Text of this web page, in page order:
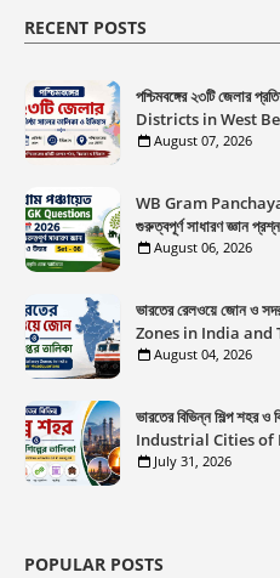
RECENT POSTS
পশ্চিমবঙ্গের ২৩টি জেলার
Districts in West
August 07, 2026
WB Gram
গুরুত্বপূর্ণ সাধারণ জ্ঞান
August 06, 2026
ভারতের রেলওয়ে জোন ও
Zones in India
August 04, 2026
ভারতের বিভিন্ন শিল্প শহর
Industrial Cities of
July 31, 2026
POPULAR POSTS